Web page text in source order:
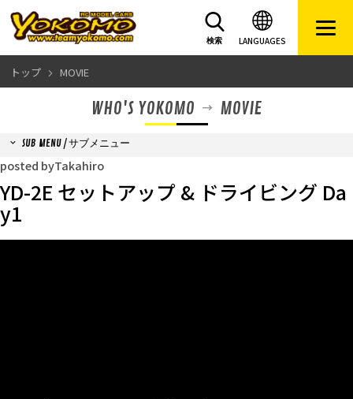
LANGUAGES
検索
トップ MOVIE
WHO'S YOKOMO MOVIE
SUB MENU / サブメニュー
posted byTakahiro
YD-2E セットアップ & ドライビング Da
y1